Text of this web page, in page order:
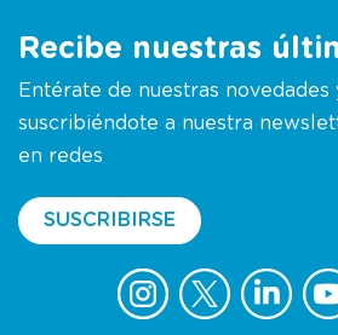
Recibe nuestras
Entérate de nuestras novedades
suscribiéndote a nuestra
en redes
SUSCRIBIRSE